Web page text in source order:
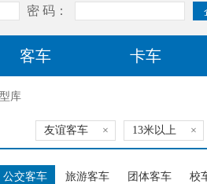
客车 卡车
库
友谊客车 × 13米以上 ×
公交客车 旅游客车 团体客车 校